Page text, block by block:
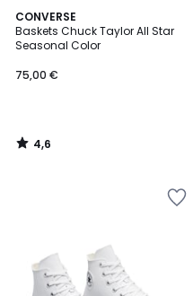
CONVERSE
Baskets Chuck Taylor All Star
Seasonal Color
75,00 €
4,6
/ 5
4,6
/